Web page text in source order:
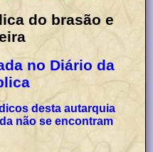
do brasão e
no Diário da
desta autarquia
não se encontram